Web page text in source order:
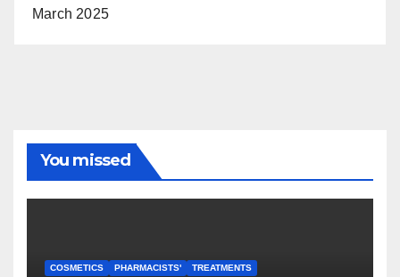
March 2025
You missed
COSMETICS PHARMACISTS' TREATMENTS